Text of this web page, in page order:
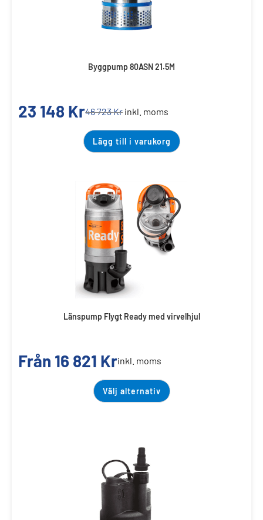
Byggpump 80ASN 21.5M
23 148 Kr46 723Krinkl. moms
Lägg till i varukorg
Länspump Flygt Ready med virvelhjul
Från 16 821 Krinkl. moms
Välj alternativ